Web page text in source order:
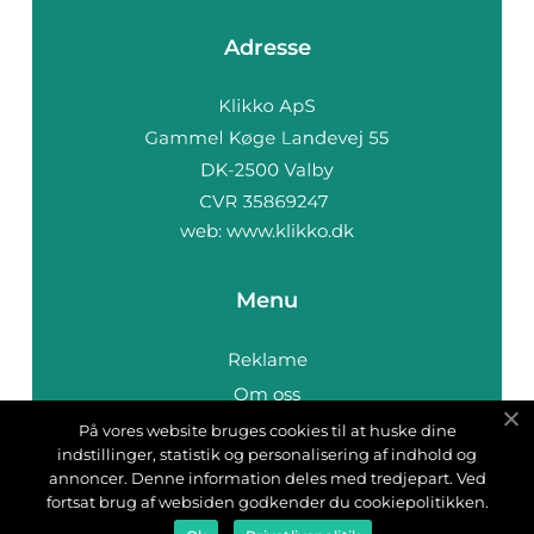
Adresse
web: www.klikko.dk
Menu
Reklame
Om oss
Cookies
Kontakt Oss
Sitemap
På vores website bruges cookies til at huske dine
indstillinger, statistik og personalisering af indhold og
annoncer. Denne information deles med tredjepart. Ved
fortsat brug af websiden godkender du cookiepolitikken.